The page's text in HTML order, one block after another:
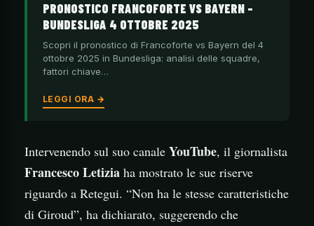
PRONOSTICO FRANCOFORTE VS BAYERN –
BUNDESLIGA 4 OTTOBRE 2025
Scopri il pronostico di Francoforte vs Bayern del 4
ottobre 2025 in Bundesliga: analisi delle squadre,
fattori chiave…
LEGGI ORA →
Intervenendo sul suo canale YouTube, il giornalista
Francesco Letizia ha mostrato le sue riserve
riguardo a Retegui. “Non ha le stesse caratteristiche
di Giroud”, ha dichiarato, suggerendo che